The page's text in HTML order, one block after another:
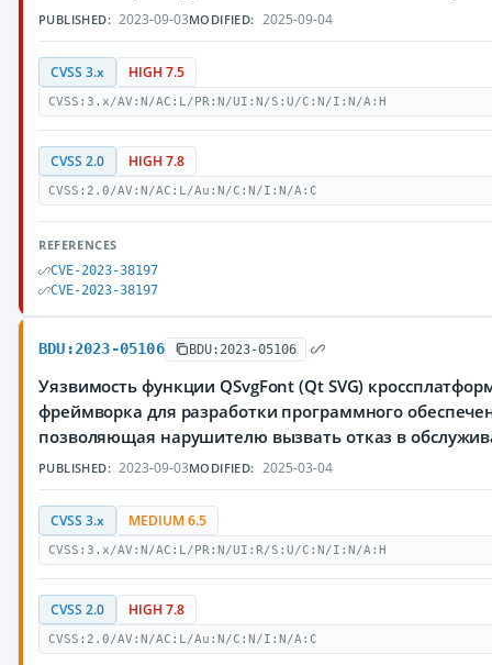
PUBLISHED: 2023-09-03MODIFIED: 2025-09-04
CVSS 3.x HIGH 7.5
CVSS:3.x/AV:N/AC:L/PR:N/UI:N/S:U/C:N/I:N/A:H
CVSS 2.0 HIGH 7.8
CVSS:2.0/AV:N/AC:L/Au:N/C:N/I:N/A:C
REFERENCES
CVE-2023-38197
CVE-2023-38197
BDU:2023-05106 BDU:2023-05106
Уязвимость функции QSvgFont (Qt SVG)
фреймворка для разработки программного
позволяющая нарушителю вызвать отказ в
PUBLISHED: 2023-09-03MODIFIED: 2025-03-04
CVSS 3.x MEDIUM 6.5
CVSS:3.x/AV:N/AC:L/PR:N/UI:R/S:U/C:N/I:N/A:H
CVSS 2.0 HIGH 7.8
CVSS:2.0/AV:N/AC:L/Au:N/C:N/I:N/A:C